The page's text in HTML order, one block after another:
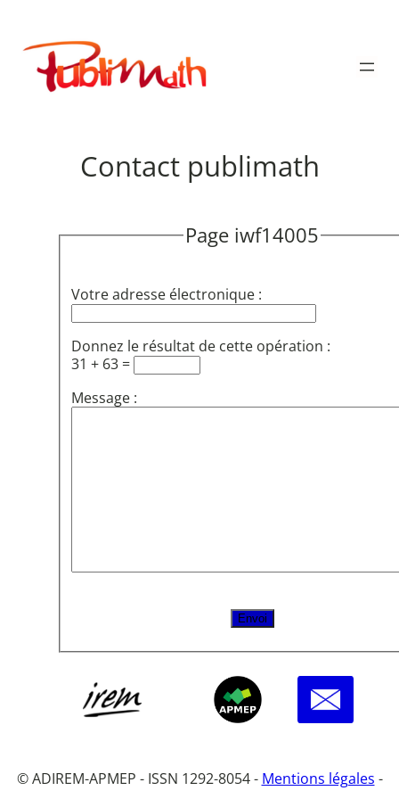
contenu
Publimath
Contact publimath
Page iwf14005
Votre adresse électronique :
Donnez le résultat de cette opération :
31 + 63 =
Message :
© ADIREM-APMEP - ISSN 1292-8054 - Mentions légales -